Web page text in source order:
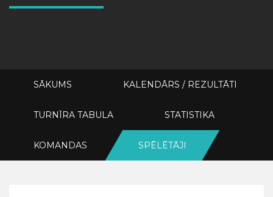
SĀKUMS KALENDĀRS / REZULTĀTI
TURNĪRA TABULA STATISTIKA
KOMANDAS SPĒLĒTĀJI